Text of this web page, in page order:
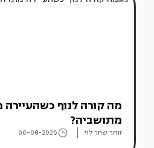
אדריכלות מהעולם
מה קורה לנוף
מתושביה?
זוהר שחר לוי 06-08-2026